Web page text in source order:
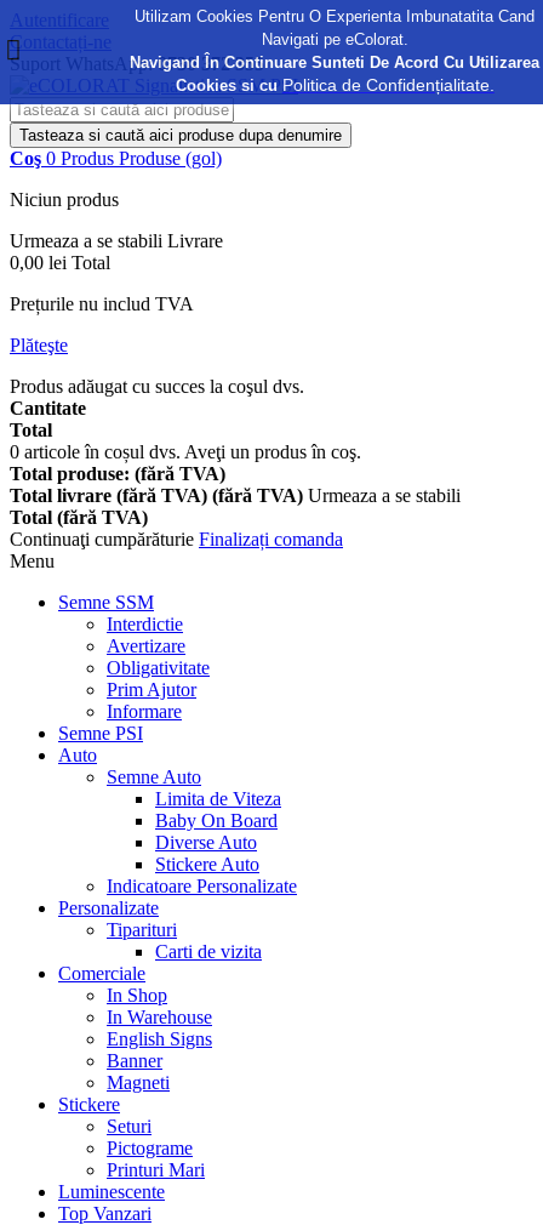
Autentificare
Contactați-ne
Suport WhatsApp:0730 372 355
Tasteaza si caută aici produse dupa denumire
Coş 0 Produs Produse (gol)
Niciun produs
Urmeaza a se stabili Livrare
0,00 lei Total
Prețurile nu includ TVA
Plăteşte
Produs adăugat cu succes la coşul dvs.
Cantitate
Total
0 articole în coșul dvs. Aveţi un produs în coş.
Total produse: (fără TVA)
Total livrare (fără TVA) (fără TVA) Urmeaza a se stabili
Total (fără TVA)
Continuaţi cumpărăturie Finalizați comanda
Menu
Semne SSM
Interdictie
Avertizare
Obligativitate
Prim Ajutor
Informare
Semne PSI
Auto
Semne Auto
Limita de Viteza
Baby On Board
Diverse Auto
Stickere Auto
Indicatoare Personalizate
Personalizate
Tiparituri
Carti de vizita
Comerciale
In Shop
In Warehouse
English Signs
Banner
Magneti
Stickere
Seturi
Pictograme
Printuri Mari
Luminescente
Top Vanzari
Utilizam Cookies Pentru O Experienta Imbunatatita Cand
Navigati pe eColorat.
Navigand În Continuare Sunteti De Acord Cu Utilizarea
Cookies si cu Politica de Confidențialitate.